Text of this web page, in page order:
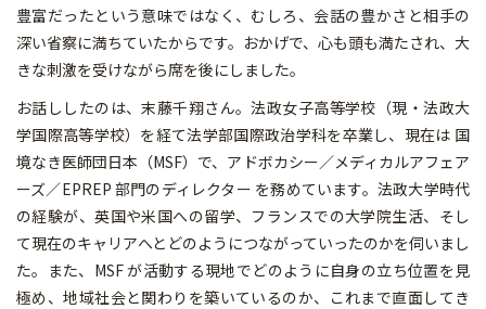
豊富だったという意味ではなく、むしろ、会話の豊かさと相手の
深い省察に満ちていたからです。おかげで、心も頭も満たされ、大
きな刺激を受けながら席を後にしました。
お話ししたのは、末藤千翔さん。法政女子高等学校（現・法政大
学国際高等学校）を経て法学部国際政治学科を卒業し、現在は 国
境なき医師団日本（MSF）で、アドボカシー／メディカルアフェア
ーズ／EPREP 部門のディレクター を務めています。法政大学時代
の経験が、英国や米国への留学、フランスでの大学院生活、そし
て現在のキャリアへとどのようにつながっていったのかを伺いまし
た。また、MSF が活動する現地でどのように自身の立ち位置を見
極め、地域社会と関わりを築いているのか、これまで直面してき